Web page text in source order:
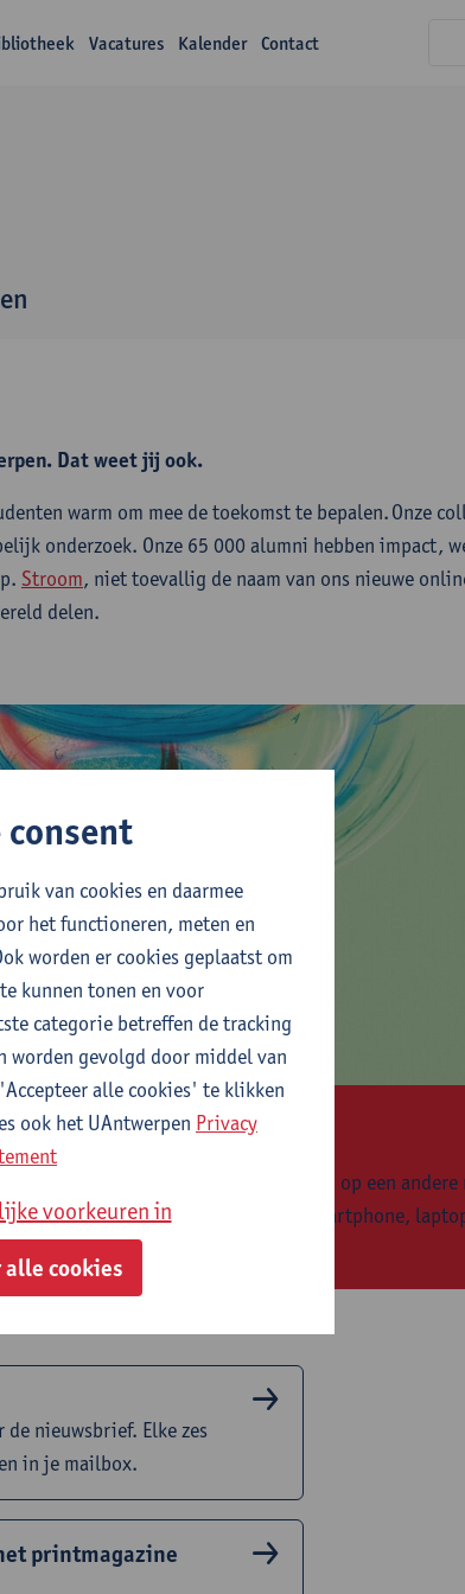
Vacatures Kalender Contact
Dat weet jij ook.
warm om mee de toekomst te bepalen. Onze
onderzoek. Onze 65 000 alumni hebben impact,
Stroom, niet toevallig de naam van ons nieuwe
delen.
luisteren. Ben je klaar om UAntwerpen op een andere
geniet van het laatste nieuws op je smartphone,
nieuwsbrief. Elke zes
in je mailbox.
printmagazine
consent
van cookies en daarmee
het functioneren, meten en
worden er cookies geplaatst om
kunnen tonen en voor
categorie betreffen de tracking
worden gevolgd door middel van
alle cookies' te klikken
ook het UAntwerpen Privacy
voorkeuren in
alle cookies